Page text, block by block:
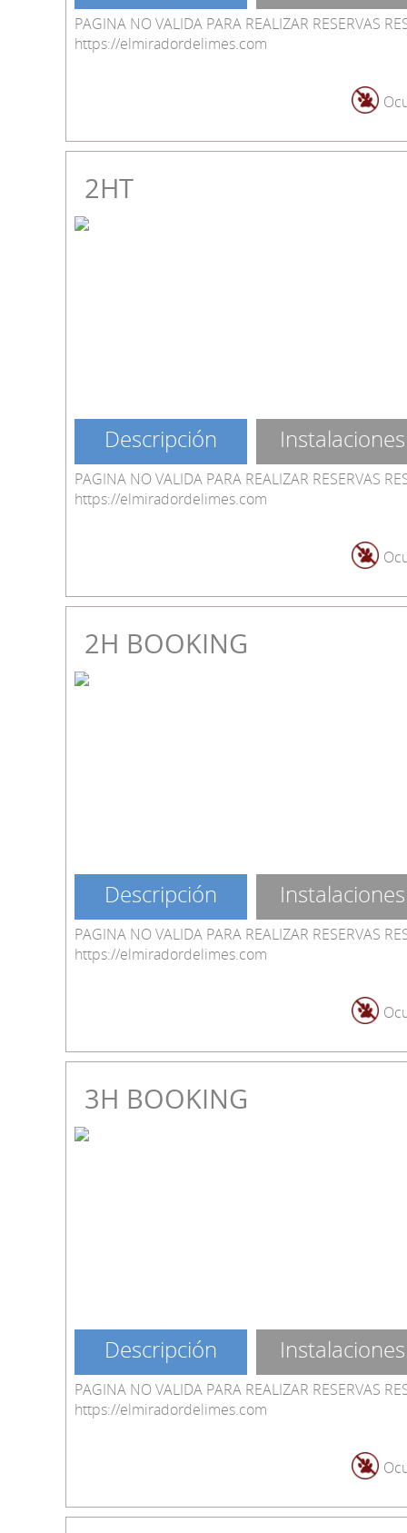
PAGINA NO VALIDA PARA REALIZAR RESERVAS
https://elmiradordelimes.com
2HT
Descripción Instalaciones
PAGINA NO VALIDA PARA REALIZAR RESERVAS
https://elmiradordelimes.com
2H BOOKING
Descripción Instalaciones
PAGINA NO VALIDA PARA REALIZAR RESERVAS
https://elmiradordelimes.com
3H BOOKING
Descripción Instalaciones
PAGINA NO VALIDA PARA REALIZAR RESERVAS
https://elmiradordelimes.com